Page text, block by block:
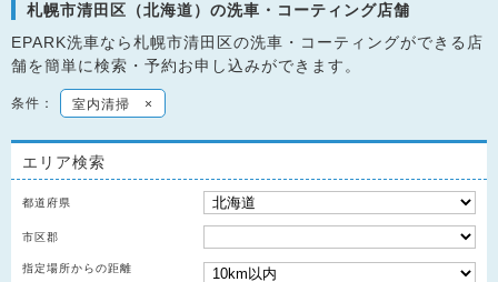
札幌市清田区（北海道）の洗車・コーティング店舗
EPARK洗車なら札幌市清田区の洗車・コーティングができる店
舗を簡単に検索・予約お申し込みができます。
条件： 室内清掃 ×
エリア検索
都道府県
市区郡
指定場所からの距離